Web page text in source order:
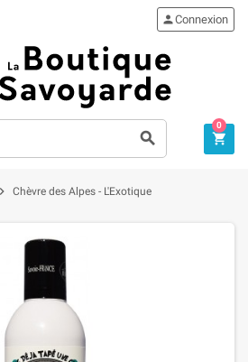

Connexion

0
 Chèvre des Alpes - L'Exotique